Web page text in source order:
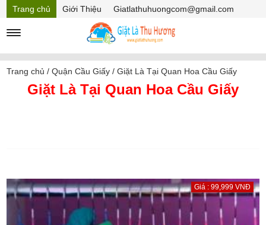
Trang chủ Giới Thiệu
Giatlathuhuongcom@gmail.com
Mã Giảm giá
Trang chủ /Quận Cầu Giấy /Giặt Là Tại Quan Hoa Cầu Giấy
Giặt Là Tại Quan Hoa Cầu Giấy
Giá : 99,999 VNĐ